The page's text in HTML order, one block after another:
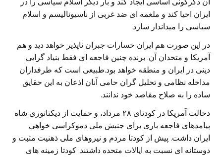
ايران احيا کند و ملغمه ای ضد غربی از ناسيوناليسم و اسلام
سياسی را ميداندار سازد.
در اين صورت هم ايران خسارات جبران ناپذير خواهد ديد و هم
آمريکا و متحدان آن. برنده چنين فاجعه ای فقط بنياد گرايی
دينی در ايران و منطقه خواهد بود.طبيعی است که طرفداران
مداخله نظامی و تحليل گران حامی آنان اذعان به اين حقايق
ساده را به صلاح مقاصد خود ندانند.
دخالت آمريکا در کودتای ۲۸ مرداد، و حمايت از ديکتاتوری شاه
پيامدهای فاجعه باری برای جنبش ملی دموکراسی خواهی
ايران داشت. پيش از کودتا مردم و نيروهای ملی ذهنيت مثبت و
دوستانه ای نسبت به ايالات متحده داشتند. کودتا زمينه های